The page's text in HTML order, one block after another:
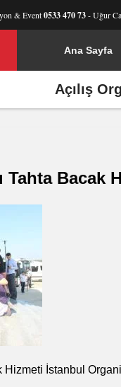
& Event0533 470 73- Uğur
Ana Sayfa
Açılış
Tahta
Hizmeti İstanbul